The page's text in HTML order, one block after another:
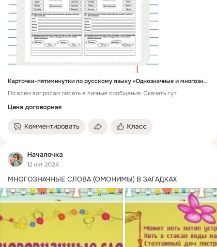
Карточки-пятиминутки по русскому языку «Однозначные и многозначные слова» 2 класс
По всем вопросам писать в личные сообщения. Скачать тут
Цена договорная
Комментировать Класс
Началочка
12 окт 2024
МНОГОЗНАЧНЫЕ СЛОВА (ОМОНИМЫ) В ЗАГАДКАХ